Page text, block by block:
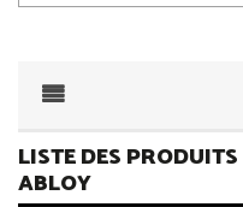
LISTE DES
ABLOY